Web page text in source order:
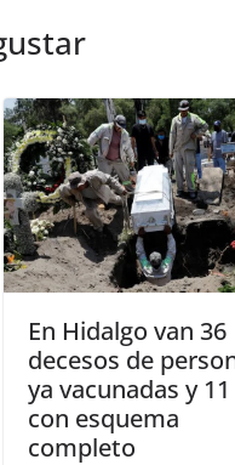
En Hidalgo van 36
decesos de
ya vacunadas y 11
con esquema
completo